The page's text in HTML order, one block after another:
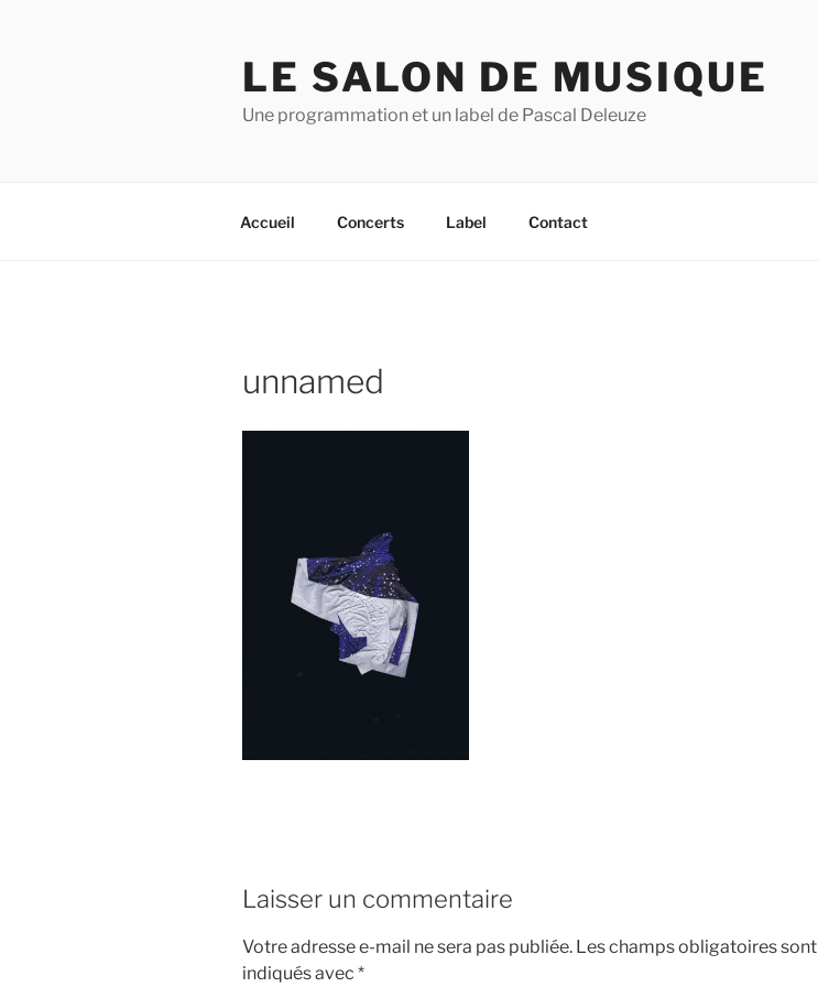
LE SALON DE MUSIQUE
Une programmation et un label de Pascal Deleuze
Accueil Concerts Label Contact
unnamed
Laisser un commentaire
Votre adresse e-mail ne sera pas publiée. Les champs obligatoires sont
indiqués avec *